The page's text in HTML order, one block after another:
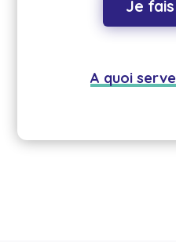
Je
A quoi